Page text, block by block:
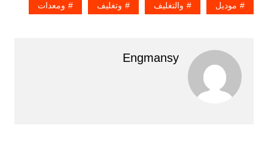
موديل والتغليف وتغليف ومعدات
Engmansy